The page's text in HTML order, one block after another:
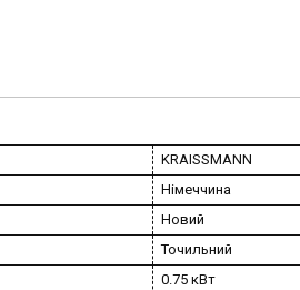
KRAISSMANN
Німеччина
Новий
Точильний
0.75 кВт